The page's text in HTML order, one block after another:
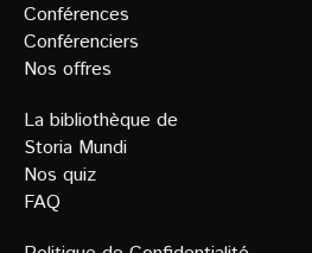
Conférences
Conférenciers
Nos offres
La bibliothèque de
Storia Mundi
Nos quiz
FAQ